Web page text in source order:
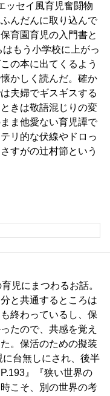
ッセイ風育児奮闘物
んだんに取り込んで
育園育児の入門書と
もう小学校に上がっ
の本に出てくるよう
かしく読んだ。確か
夫婦でギスギスする
きは敬語混じりの変
ま他愛ない育児譚で
リ的な伏線やドロっ
すがの辻村節という
児にまつわるお話。
と共通するところは
終わっているし、保
たので、共感を覚え
。保活のための擬装
台無しにされ、後半
』『狭い世界の
こそ、別の世界の考